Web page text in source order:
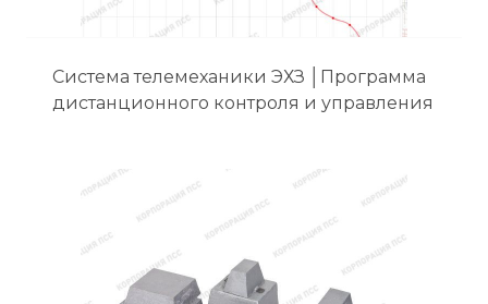
Система телемеханики ЭХЗ │Программа
дистанционного контроля и управления